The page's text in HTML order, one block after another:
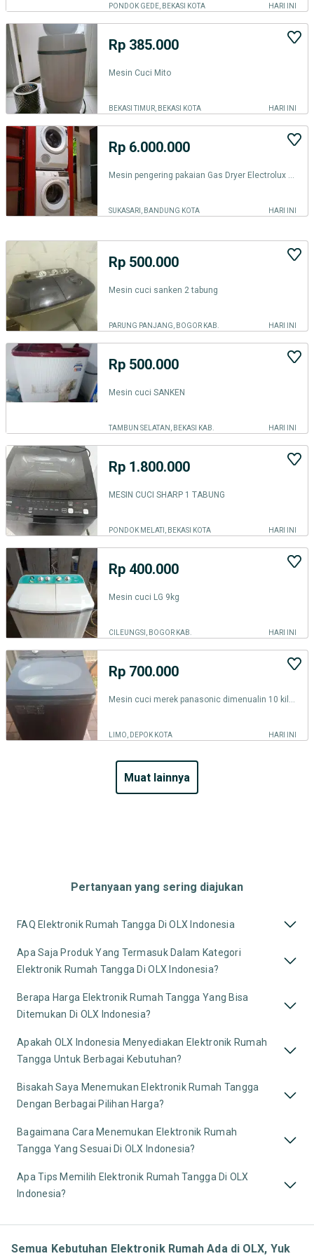
PONDOK GEDE, BEKASI KOTA HARI INI
Rp 385.000
Mesin Cuci Mito
BEKASI TIMUR, BEKASI KOTA HARI INI
Rp 6.000.000
SUKASARI, BANDUNG KOTA HARI INI
Rp 500.000
Mesin cuci sanken 2 tabung
PARUNG PANJANG, BOGOR KAB. HARI INI
Rp 500.000
Mesin cuci SANKEN
TAMBUN SELATAN, BEKASI KAB. HARI INI
Rp 1.800.000
MESIN CUCI SHARP 1 TABUNG
PONDOK MELATI, BEKASI KOTA HARI INI
Rp 400.000
Mesin cuci LG 9kg
CILEUNGSI, BOGOR KAB. HARI INI
Rp 700.000
LIMO, DEPOK KOTA HARI INI
muat lainnya
Pertanyaan yang sering diajukan
FAQ Elektronik Rumah Tangga Di OLX Indonesia
Apa Saja Produk Yang Termasuk Dalam Kategori
Elektronik Rumah Tangga Di OLX Indonesia?
Berapa Harga Elektronik Rumah Tangga Yang Bisa
Ditemukan Di OLX Indonesia?
Apakah OLX Indonesia Menyediakan Elektronik Rumah
Tangga Untuk Berbagai Kebutuhan?
Bisakah Saya Menemukan Elektronik Rumah Tangga
Dengan Berbagai Pilihan Harga?
Bagaimana Cara Menemukan Elektronik Rumah
Tangga Yang Sesuai Di OLX Indonesia?
Apa Tips Memilih Elektronik Rumah Tangga Di OLX
Indonesia?
Semua Kebutuhan Elektronik Rumah Ada di OLX, Yuk